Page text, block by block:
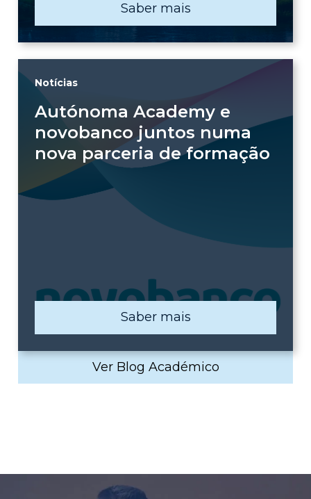
Saber mais
Notícias
Autónoma Academy e
novobanco juntos numa
nova parceria de formação
Saber mais
Ver Blog Académico